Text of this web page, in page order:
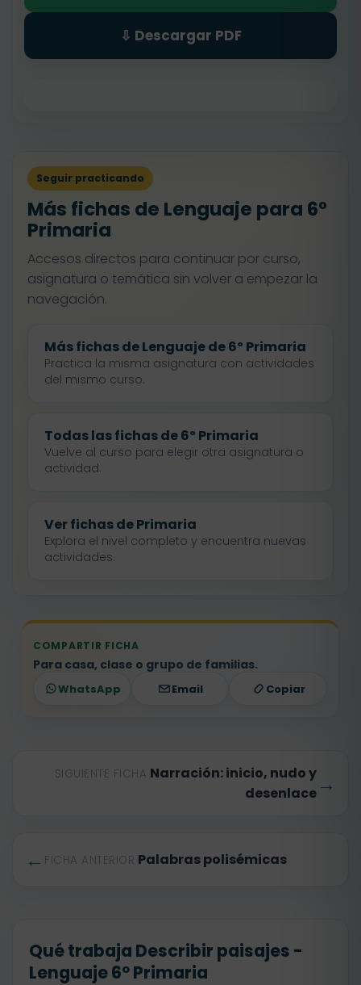
⇩ Descargar PDF
Seguir practicando
Más fichas de Lenguaje para 6º
Primaria
Accesos directos para continuar por curso,
asignatura o temática sin volver a empezar la
navegación.
Más fichas de Lenguaje de 6º Primaria
Practica la misma asignatura con actividades
del mismo curso.
Todas las fichas de 6º Primaria
Vuelve al curso para elegir otra asignatura o
actividad.
Ver fichas de Primaria
Explora el nivel completo y encuentra nuevas
actividades.
COMPARTIR FICHA
Para casa, clase o grupo de familias.
WhatsApp Email Copiar
← FICHA ANTERIOR Palabras polisémicas
SIGUIENTE FICHA Narración: inicio, nudo y
desenlace →
Qué trabaja Describir paisajes -
Lenguaje 6º Primaria